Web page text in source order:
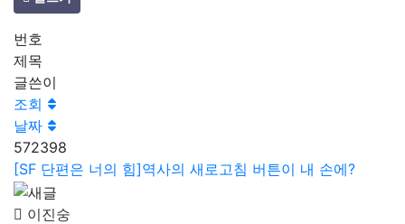
번호
제목
글쓴이
조회
날짜
572398
[SF 단편은 너의 힘]역사의 새로고침 버튼이 내 손에?
이진숭